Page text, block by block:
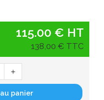
115.00 € HT
138,00 € TTC
panier